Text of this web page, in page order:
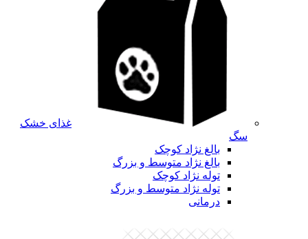
غذای خشک
سگ
بالغ نژاد کوچک
بالغ نژاد متوسط و بزرگ
توله نژاد کوچک
توله نژاد متوسط و بزرگ
درمانی